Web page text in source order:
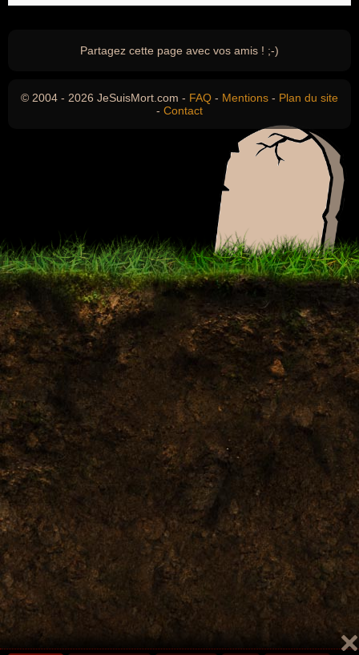
Partagez cette page avec vos amis ! ;-)
© 2004 - 2026 JeSuisMort.com - FAQ - Mentions - Plan du site
- Contact